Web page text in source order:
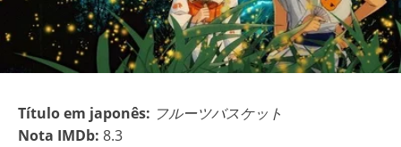
Título em japonês: フルーツバスケット
Nota IMDb: 8.3